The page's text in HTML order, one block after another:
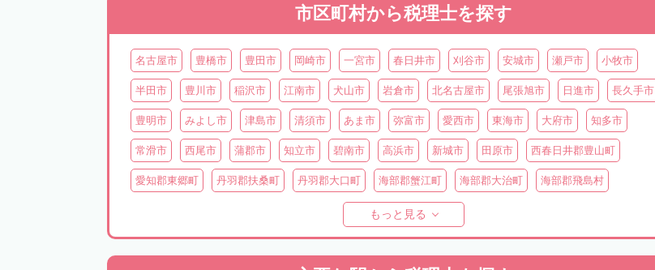
市区町村から税理士を探す
名古屋市 豊橋市 豊田市 岡崎市 一宮市 春日井市 刈谷市 安城市 瀬戸市 小牧市
半田市 豊川市 稲沢市 江南市 犬山市 岩倉市 北名古屋市 尾張旭市 日進市 長久手市
豊明市 みよし市 津島市 清須市 あま市 弥富市 愛西市 東海市 大府市 知多市
常滑市 西尾市 蒲郡市 知立市 碧南市 高浜市 新城市 田原市 西春日井郡豊山町
愛知郡東郷町 丹羽郡扶桑町 丹羽郡大口町 海部郡蟹江町 海部郡大治町 海部郡飛島村
知多郡美浜町
北設楽郡設楽町 北設楽郡東栄町 北設楽郡豊根村
もっと見る